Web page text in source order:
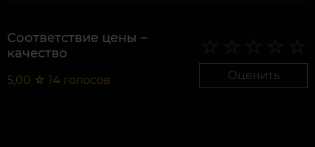
Соответствие цены –
качество
5,00 ☆ 14 голосов Оценить